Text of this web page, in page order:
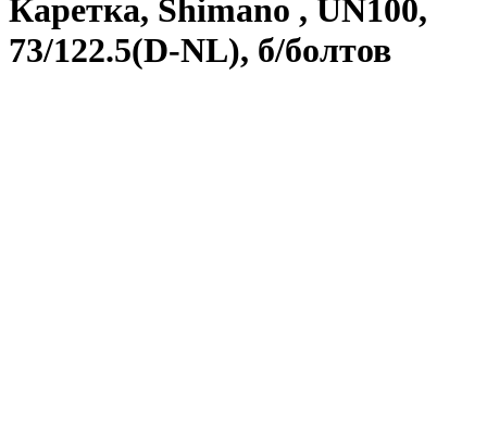
Каретка, Shimano , UN100,
73/122.5(D-NL), б/болтов